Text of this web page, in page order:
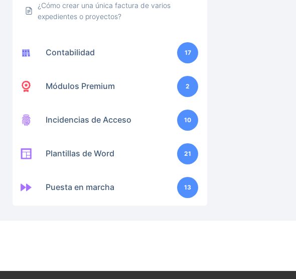
¿Cómo crear una única factura de varios
expedientes o proyectos?
Contabilidad 17
Módulos Premium 2
Incidencias de Acceso 10
Plantillas de Word 21
Puesta en marcha 13